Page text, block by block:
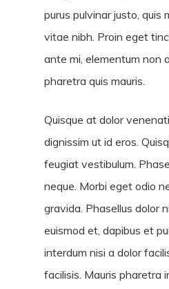
purus pulvinar justo, quis
vitae nibh. Proin eget
ante mi, elementum non
pharetra quis mauris.
Quisque at dolor
dignissim ut id eros.
feugiat vestibulum.
neque. Morbi eget odio
gravida. Phasellus dolor
euismod et, dapibus et
interdum nisi a dolor
facilisis. Mauris pharetra